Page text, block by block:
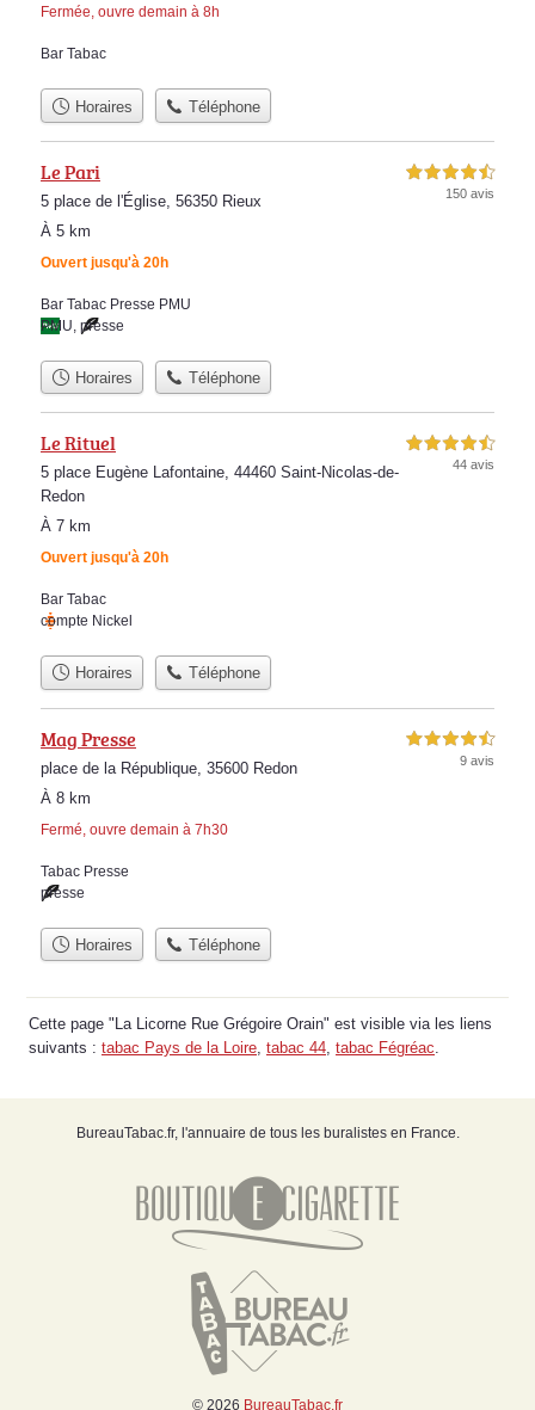
Fermée, ouvre demain à 8h
Bar Tabac
Horaires Téléphone
Le Pari
5 place de l'Église, 56350 Rieux
À 5 km
Ouvert jusqu'à 20h
4,5 étoiles sur 5
150 avis
Bar Tabac Presse PMU
PMU, presse
Horaires Téléphone
Le Rituel
5 place Eugène Lafontaine, 44460 Saint-Nicolas-de-
Redon
À 7 km
Ouvert jusqu'à 20h
4,5 étoiles sur 5
44 avis
Bar Tabac
compte Nickel
Horaires Téléphone
Mag Presse
place de la République, 35600 Redon
À 8 km
Fermé, ouvre demain à 7h30
4,5 étoiles sur 5
9 avis
Tabac Presse
presse
Horaires Téléphone
Cette page "La Licorne Rue Grégoire Orain" est visible via les liens
suivants : tabac Pays de la Loire tabac 44 tabac Fégréac
BureauTabac.fr, l'annuaire de tous les buralistes en France.
© 2026 BureauTabac.fr